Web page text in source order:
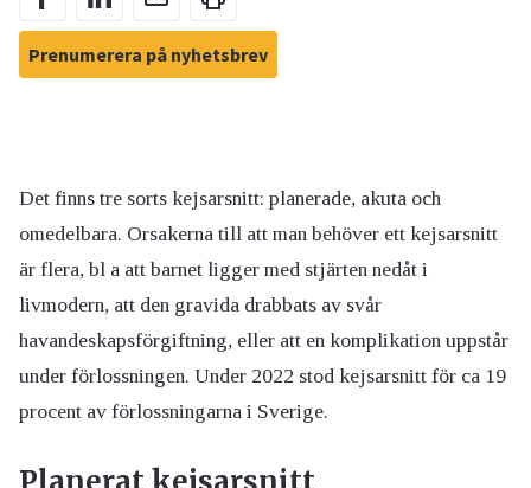
Prenumerera på nyhetsbrev
Det finns tre sorts kejsarsnitt: planerade, akuta och
omedelbara. Orsakerna till att man behöver ett kejsarsnitt
är flera, bl a att barnet ligger med stjärten nedåt i
livmodern, att den gravida drabbats av svår
havandeskapsförgiftning, eller att en komplikation uppstår
under förlossningen. Under 2022 stod kejsarsnitt för ca 19
procent av förlossningarna i Sverige.